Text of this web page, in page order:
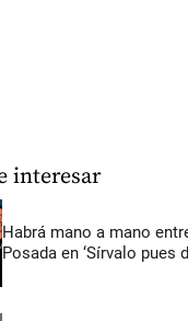
interesar
Habrá mano a mano
Posada en ‘Sírvalo pues